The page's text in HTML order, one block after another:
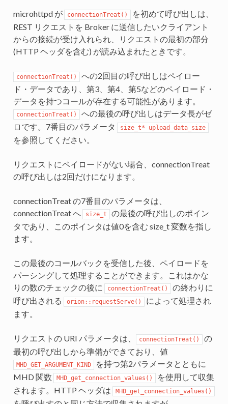
microhttpd が connectionTreat()
を初めて呼び出しは、
REST リクエストを Broker に送信したいクライアント
からの接続が受け入れられ、リクエストの最初の部分
(HTTP ヘッダを含む) が読み込まれたときです。
connectionTreat()
への2回目の呼び出しはペイロー
ド・データであり、第3、第4、第5などのペイロード・
データを持つコールが存在する可能性があります。
connectionTreat()
への最後の呼び出しはデータ長がゼ
ロです。7番目のパラメータ
size_t* upload_data_size
を参照してください。
リクエストにペイロードがない場合、connectionTreat
の呼び出しは2回だけになります。
connectionTreat の7番目のパラメータは、
connectionTreat へ
size_t
の最後の呼び出しのポイン
タであり、このポインタは値0を含む size_t 変数を指し
ます。
この最後のコールバックを受信した後、ペイロードを
パーシングして処理することができます。これはかな
りの数のチェックの後に
connectionTreat()
の終わりに
呼び出される
orion::requestServe()
によって処理され
ます。
リクエストの URI パラメータは、 connectionTreat()
の
最初の呼び出しから準備ができており、値
MHD_GET_ARGUMENT_KIND
を持つ第2パラメータとともに
MHD 関数
MHD_get_connection_values()
を使用して収集
されます。HTTP ヘッダは
MHD_get_connection_values()